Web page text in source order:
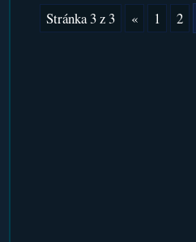
Stránka 3 z 3
« 1 2